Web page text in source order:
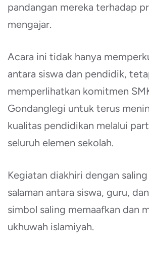
pandangan mereka terhadap
mengajar.
Acara ini tidak hanya
antara siswa dan pendidik,
memperlihatkan komitmen
Gondanglegi untuk terus
kualitas pendidikan melalui
seluruh elemen sekolah.
Kegiatan diakhiri dengan
salaman antara siswa, guru,
simbol saling memaafkan dan
ukhuwah islamiyah.